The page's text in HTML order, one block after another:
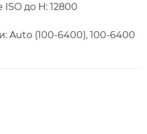
до H: 12800
Auto (100-6400), 100-6400